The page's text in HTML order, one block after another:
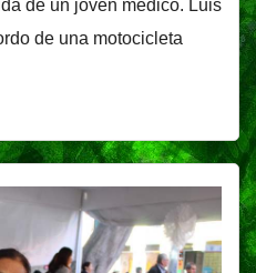
de un joven médico. Luis
de una motocicleta